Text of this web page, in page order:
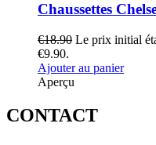
Chaussettes
€18.90 Le prix initial
€9.90.
Ajouter au panier
Aperçu
CONTACT